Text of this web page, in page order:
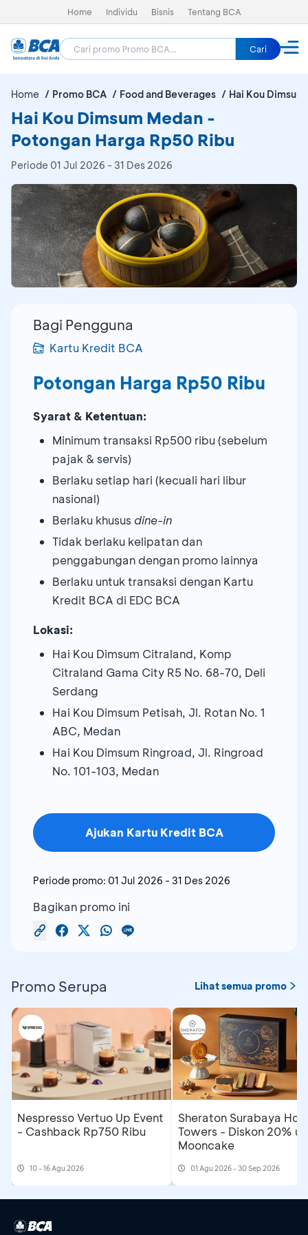
Home Individu Bisnis Tentang BCA
Cari
Home Promo BCA Food and Beverages Hai Kou
Hai Kou Dimsum Medan -
Potongan Harga Rp50 Ribu
Periode 01 Jul 2026 - 31 Des 2026
Bagi Pengguna
Kartu Kredit BCA
Potongan Harga Rp50 Ribu
Syarat & Ketentuan:
Minimum transaksi Rp500 ribu (sebelum
pajak & servis)
Berlaku setiap hari (kecuali hari libur
nasional)
Berlaku khusus dine-in
Tidak berlaku kelipatan dan
penggabungan dengan promo lainnya
Berlaku untuk transaksi dengan Kartu
Kredit BCA di EDC BCA
Lokasi:
Hai Kou Dimsum Citraland, Komp
Citraland Gama City R5 No. 68-70, Deli
Serdang
Hai Kou Dimsum Petisah, Jl. Rotan No. 1
ABC, Medan
Hai Kou Dimsum Ringroad, Jl. Ringroad
No. 101-103, Medan
Ajukan Kartu Kredit BCA
Periode promo: 01 Jul 2026 - 31 Des 2026
Bagikan promo ini
Promo Serupa Lihat semua promo
Nespresso Vertuo Up Event
- Cashback Rp750 Ribu
10 - 16 Agu 2026
Sheraton Surabaya
Towers - Diskon 20%
Mooncake
01 Agu 2026 - 30 Sep 2026